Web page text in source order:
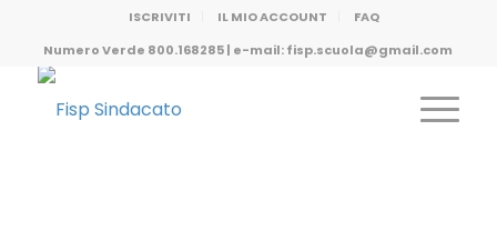
ISCRIVITI IL MIO ACCOUNT
FAQ
Numero Verde 800.168285 | e-mail: fisp.scuola@gmail.com